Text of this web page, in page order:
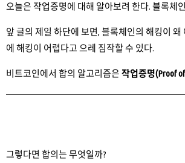
오늘은 작업증명에 대해 알아보려 한다. 블록체
앞 글의 제일 하단에 보면, 블록체인의 해킹이
에 해킹이 어렵다고 으레 짐작할 수 있다.
비트코인에서 합의 알고리즘은 작업증명(Proof
그렇다면 합의는 무엇일까?